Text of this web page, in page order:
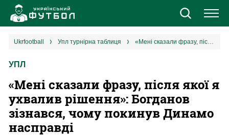
Новини
Єврокубки
УПЛ
ukrfootball упл турнірна таблиця «Мені сказали фразу, після якої я ухвалив рішення‎»: Богданов зізнався, чому покинув Динамо насправді
УПЛ
«Мені сказали фразу, після якої я
ухвалив рішення‎»: Богданов
зізнався, чому покинув Динамо
насправді